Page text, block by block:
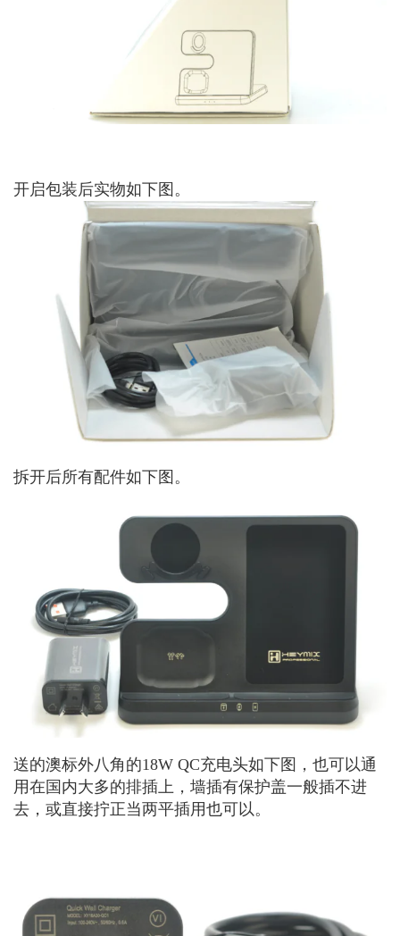
开启包装后实物如下图。
拆开后所有配件如下图。
送的澳标外八角的18W QC充电头如下图，也可以通
用在国内大多的排插上，墙插有保护盖一般插不进
去，或直接拧正当两平插用也可以。